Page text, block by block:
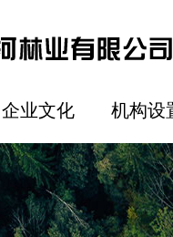
企业文化 机构设